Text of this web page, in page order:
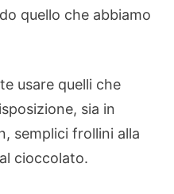
quello che abbiamo
usare quelli che
sia in
semplici frollini alla
cioccolato.